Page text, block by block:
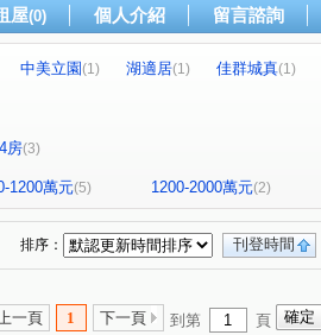
屋(0) 個人介紹 留言諮詢
中美立園(1) 湖適居(1) 佳群城真(1)
4房(3)
1200萬元(5) 1200-2000萬元(2)
刊登時間
排序：
一頁 1 下一頁 到第 頁